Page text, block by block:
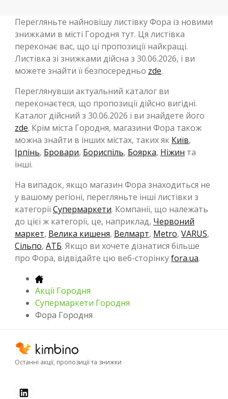
Перегляньте найновішу листівку Фора із новими
знижками в місті Городня тут. Ця листівка
переконає вас, що ці пропозиції найкращі.
Листівка зі знижками дійсна з 30.06.2026, і ви
можете знайти її безпосередньо zde.
Переглянувши актуальний каталог ви
переконаєтеся, що пропозиції дійсно вигідні.
Каталог дійсний з 30.06.2026 і ви знайдете його
zde. Крім міста Городня, магазини Фора також
можна знайти в інших містах, таких як Київ,
Ірпінь, Бровари, Бориспіль, Боярка, Ніжин та
інші.
На випадок, якщо магазин Фора знаходиться не
у вашому регіоні, перегляньте інші листівки з
категоріїСупермаркети. Компанії, що належать
до цієї ж категорії, це, наприклад, Червоний
маркет, Велика кишеня, Велмарт, Metro, VARUS,
Сільпо, АТБ. Якщо ви хочете дізнатися більше
про Фора, відвідайте цю веб-сторінкуfora.ua.
Акції Городня
Супермаркети Городня
Фора Городня
Останні акції, пропозиції та знижки